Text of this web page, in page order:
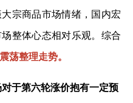
宗商品市场情绪，国内宏
整体心态相对乐观。综合
荡整理走势。
于第六轮涨价抱有一定预